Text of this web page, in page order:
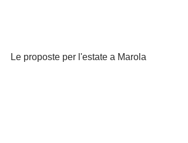
Le proposte per l'estate a Marola